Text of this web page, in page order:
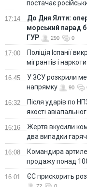
постачає
17:14
До Дня Ялти:
морський парад
ГУР
290 0
17:00
Поліція Іспанії
мігрантів і
16:45
У ЗСУ розкрили
напрямку
90
16:32
Після ударів по
якості
16:16
Жертв вкусили
два випадки
16:08
Командира
продажу понад
16:01 ЄС прискорить